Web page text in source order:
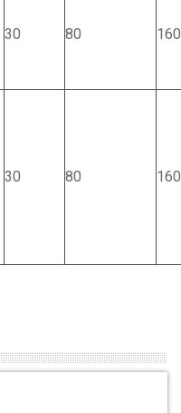
30 80 160
30 80 160